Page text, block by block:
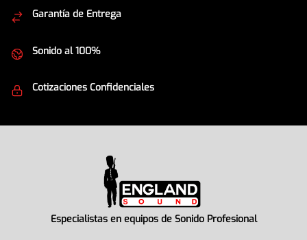
Garantía de Entrega
Sonido al 100%
Cotizaciones Confidenciales
Especialistas en equipos de Sonido Profesional